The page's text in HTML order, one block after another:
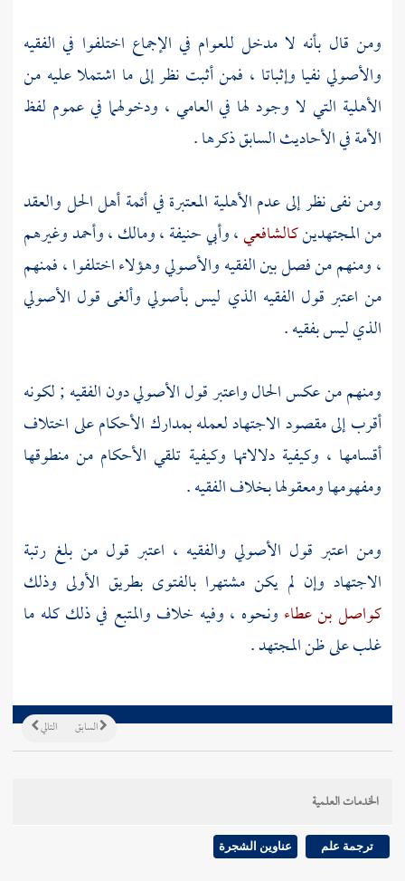
ومن قال بأنه لا مدخل للعوام في الإجماع اختلفوا في الفقيه
والأصولي نفيا وإثباتا ، فمن أثبت نظر إلى ما اشتملا عليه من
الأهلية التي لا وجود لها في العامي ، ودخولهما في عموم لفظ
الأمة في الأحاديث السابق ذكرها .
ومن نفى نظر إلى عدم الأهلية المعتبرة في أئمة أهل الحل والعقد
من المجتهدينكالشافعي،وأبي حنيفة،ومالك،وأحمدوغيرهم
، ومنهم من فصل بين الفقيه والأصولي وهؤلاء اختلفوا ، فمنهم
من اعتبر قول الفقيه الذي ليس بأصولي وألغى قول الأصولي
الذي ليس بفقيه .
ومنهم من عكس الحال واعتبر قول الأصولي دون الفقيه ; لكونه
أقرب إلى مقصود الاجتهاد لعمله بمدارك الأحكام على اختلاف
أقسامها ، وكيفية دلالاتها وكيفية تلقي الأحكام من منطوقها
ومفهومها ومعقولها بخلاف الفقيه .
ومن اعتبر قول الأصولي والفقيه ، اعتبر قول من بلغ رتبة
الاجتهاد وإن لم يكن مشتهرا بالفتوى بطريق الأولى وذلك
كواصل بن عطاء ونحوه ، وفيه خلاف والمتبع في ذلك كله ما
غلب على ظن المجتهد .
التالي السابق
الخدمات العلمية
ترجمة علم عناوين الشجرة